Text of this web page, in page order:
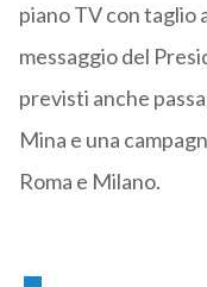
piano TV con taglio
messaggio del
previsti anche
Mina e una
Roma e Milano.